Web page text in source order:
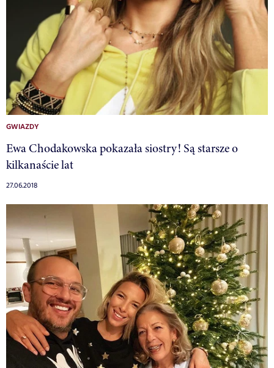
GWIAZDY
Ewa Chodakowska pokazała siostry! Są starsze o
kilkanaście lat
27.06.2018